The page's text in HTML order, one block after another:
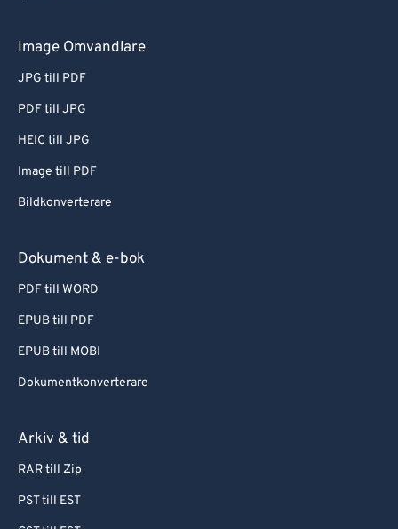
Image Omvandlare
JPG till PDF
PDF till JPG
HEIC till JPG
Image till PDF
Bildkonverterare
Dokument & e-bok
PDF till WORD
EPUB till PDF
EPUB till MOBI
Dokumentkonverterare
Arkiv & tid
RAR till Zip
PST till EST